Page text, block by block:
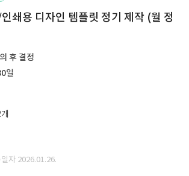
쇄용 디자인 템플릿 정기 제작 (월 정
후 결정
일
자 2026.01.26.